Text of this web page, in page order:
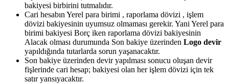
bakiyesi birbirini tutmalıdır.
Cari hesabın Yerel para birimi , raporlama dövizi , işlem
dövizi bakiyesinin uyumsuz olmaması gerekir. Yani Yerel para
birimi bakiyesi Borç iken raporlama dövizi bakiyesinin
Alacak olması durumunda Son bakiye üzerinden Logo devir
yapıldığında tutarlarda sorun yaşanacaktır.
Son bakiye üzerinden devir yapılması sonucu oluşan devir
fişlerinde cari hesap; bakiyesi olan her işlem dövizi için tek
satır yansıyacaktır.